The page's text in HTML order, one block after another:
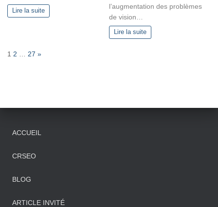
Lire la suite
l’augmentation des problèmes
de vision…
Lire la suite
P1 2 27 N
»
ACCUEIL
CRSEO
BLOG
ARTICLE INVITÉ